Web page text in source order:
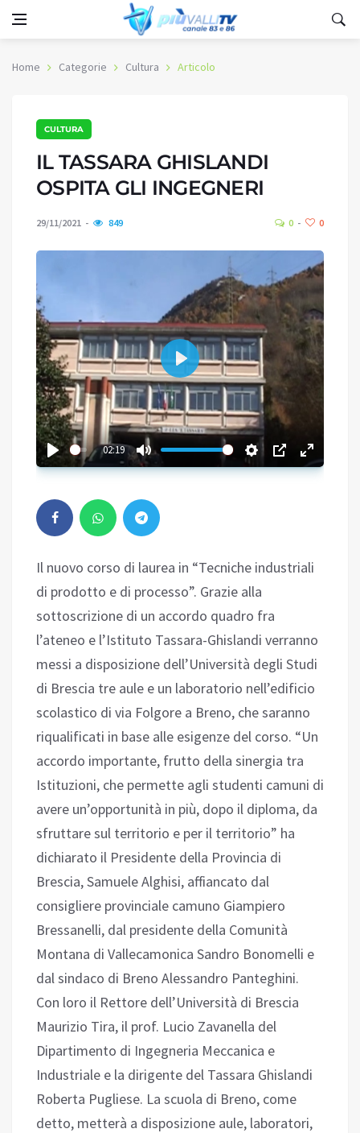
Home Categorie Cultura Articolo
CULTURA
IL TASSARA GHISLANDI
OSPITA GLI INGEGNERI
29/11/2021 849 0 0
02:19
Play
Il nuovo corso di laurea in “Tecniche industriali
di prodotto e di processo”. Grazie alla
sottoscrizione di un accordo quadro fra
l’ateneo e l’Istituto Tassara-Ghislandi verranno
messi a disposizione dell’Università degli Studi
di Brescia tre aule e un laboratorio nell’edificio
scolastico di via Folgore a Breno, che saranno
riqualificati in base alle esigenze del corso. “Un
accordo importante, frutto della sinergia tra
Istituzioni, che permette agli studenti camuni di
avere un’opportunità in più, dopo il diploma, da
sfruttare sul territorio e per il territorio” ha
dichiarato il Presidente della Provincia di
Brescia, Samuele Alghisi, affiancato dal
consigliere provinciale camuno Giampiero
Bressanelli, dal presidente della Comunità
Montana di Vallecamonica Sandro Bonomelli e
dal sindaco di Breno Alessandro Panteghini.
Con loro il Rettore dell’Università di Brescia
Maurizio Tira, il prof. Lucio Zavanella del
Dipartimento di Ingegneria Meccanica e
Industriale e la dirigente del Tassara Ghislandi
Roberta Pugliese. La scuola di Breno, come
detto, metterà a disposizione aule, laboratori,